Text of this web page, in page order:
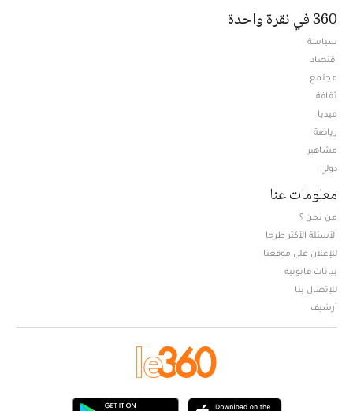
360 في نقرة واحدة
سياسة
اقتصاد
مجتمع
ثقافة
ميديا
رياضة
مشاهير
دولي
معلومات عنا
من نحن ؟
الأسئلة الأكثر طرحا
للإعلان على موقعنا
بيانات قانونية
للإتصال بنا
أرشيف